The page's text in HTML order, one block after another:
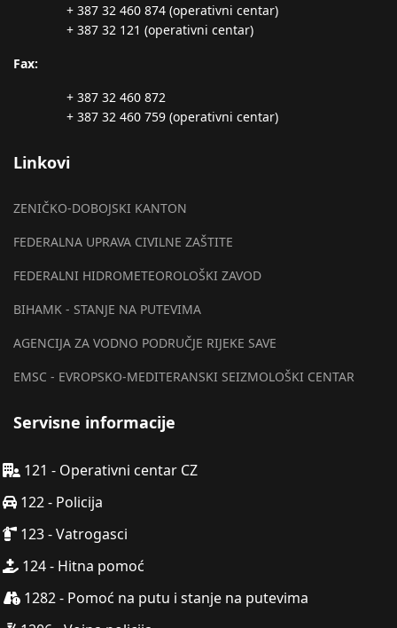
+ 387 32 460 874 (operativni centar)
+ 387 32 121 (operativni centar)
Fax:
+ 387 32 460 872
+ 387 32 460 759 (operativni centar)
Linkovi
ZENIČKO-DOBOJSKI KANTON
FEDERALNA UPRAVA CIVILNE ZAŠTITE
FEDERALNI HIDROMETEOROLOŠKI ZAVOD
BIHAMK - STANJE NA PUTEVIMA
AGENCIJA ZA VODNO PODRUČJE RIJEKE SAVE
EMSC - EVROPSKO-MEDITERANSKI SEIZMOLOŠKI CENTAR
Servisne informacije
121 - Operativni centar CZ
122 - Policija
123 - Vatrogasci
124 - Hitna pomoć
1282 - Pomoć na putu i stanje na putevima